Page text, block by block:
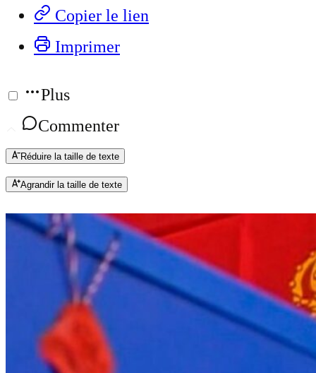
Copier le lien
Imprimer
Plus
Commenter
Réduire la taille de texte
Agrandir la taille de texte